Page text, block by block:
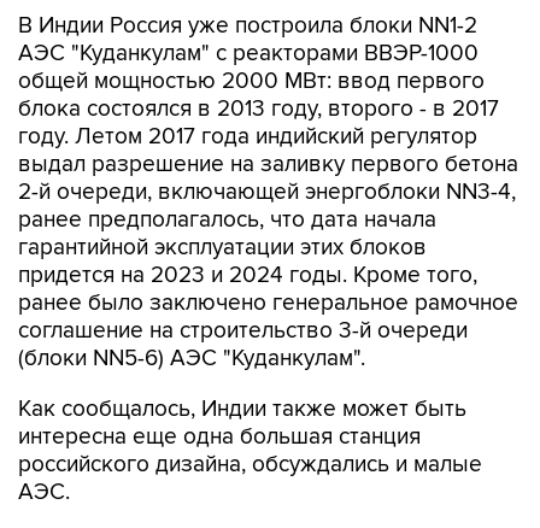
В Индии Россия уже построила блоки NN1-2
АЭС "Куданкулам" с реакторами ВВЭР-1000
общей мощностью 2000 МВт: ввод первого
блока состоялся в 2013 году, второго - в 2017
году. Летом 2017 года индийский регулятор
выдал разрешение на заливку первого бетона
2-й очереди, включающей энергоблоки NN3-4,
ранее предполагалось, что дата начала
гарантийной эксплуатации этих блоков
придется на 2023 и 2024 годы. Кроме того,
ранее было заключено генеральное рамочное
соглашение на строительство 3-й очереди
(блоки NN5-6) АЭС "Куданкулам".
Как сообщалось, Индии также может быть
интересна еще одна большая станция
российского дизайна, обсуждались и малые
АЭС.